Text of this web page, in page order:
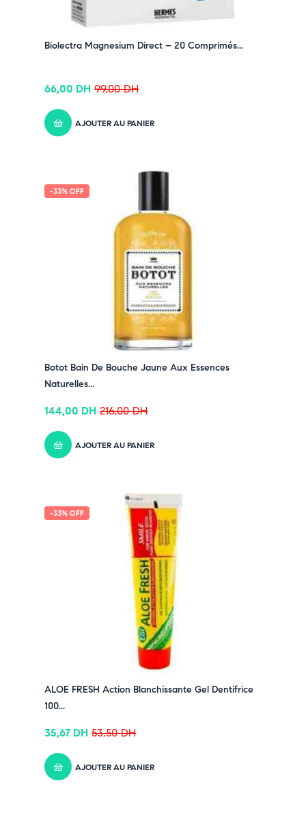
Biolectra Magnesium Direct – 20 Comprimés...
99,00DH
66,00 DH
AJOUTER AU PANIER
-33% OFF
Botot Bain De Bouche Jaune Aux Essences
Naturelles...
216,00DH
144,00 DH
AJOUTER AU PANIER
-33% OFF
ALOE FRESH Action Blanchissante Gel Dentifrice
100...
53,50DH
35,67 DH
AJOUTER AU PANIER